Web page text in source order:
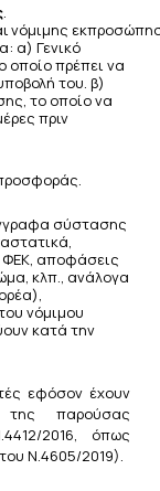
νόμιμης
α) Γενικό
οποίο πρέπει να
του. β)
το οποίο να
πριν
σύστασης
ΦΕΚ, αποφάσεις
κλπ., ανάλογα
νόμιμου
κατά την
εφόσον έχουν
της παρούσας
2016 , όπως
Ν.4605/2019).